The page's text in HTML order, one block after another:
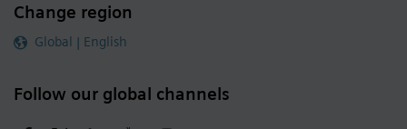
Change region
Global | English
Follow our global channels